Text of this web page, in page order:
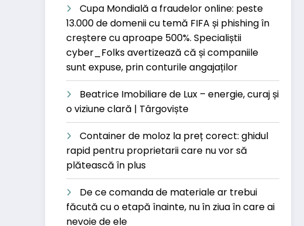
Cupa Mondială a fraudelor online: peste
13.000 de domenii cu temă FIFA și phishing în
creștere cu aproape 500%. Specialiștii
cyber_Folks avertizează că și companiile
sunt expuse, prin conturile angajaților
Beatrice Imobiliare de Lux – energie, curaj și
o viziune clară | Târgoviște
Container de moloz la preț corect: ghidul
rapid pentru proprietarii care nu vor să
plătească în plus
De ce comanda de materiale ar trebui
făcută cu o etapă înainte, nu în ziua în care ai
nevoie de ele